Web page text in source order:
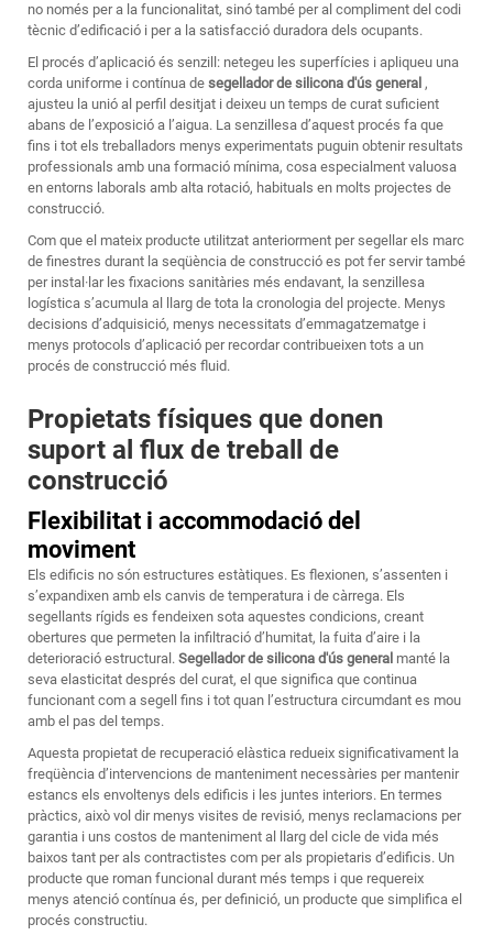
no només per a la funcionalitat, sinó també per al compliment del codi
tècnic d’edificació i per a la satisfacció duradora dels ocupants.
El procés d’aplicació és senzill: netegeu les superfícies i apliqueu una
corda uniforme i contínua de segellador de silicona d'ús general ,
ajusteu la unió al perfil desitjat i deixeu un temps de curat suficient
abans de l’exposició a l’aigua. La senzillesa d’aquest procés fa que
fins i tot els treballadors menys experimentats puguin obtenir resultats
professionals amb una formació mínima, cosa especialment valuosa
en entorns laborals amb alta rotació, habituals en molts projectes de
construcció.
Com que el mateix producte utilitzat anteriorment per segellar els marc
de finestres durant la seqüència de construcció es pot fer servir també
per instal·lar les fixacions sanitàries més endavant, la senzillesa
logística s’acumula al llarg de tota la cronologia del projecte. Menys
decisions d’adquisició, menys necessitats d’emmagatzematge i
menys protocols d’aplicació per recordar contribueixen tots a un
procés de construcció més fluid.
Propietats físiques que donen
suport al flux de treball de
construcció
Flexibilitat i accommodació del
moviment
Els edificis no són estructures estàtiques. Es flexionen, s’assenten i
s’expandixen amb els canvis de temperatura i de càrrega. Els
segellants rígids es fendeixen sota aquestes condicions, creant
obertures que permeten la infiltració d’humitat, la fuita d’aire i la
deterioració estructural. Segellador de silicona d'ús general manté la
seva elasticitat després del curat, el que significa que continua
funcionant com a segell fins i tot quan l’estructura circumdant es mou
amb el pas del temps.
Aquesta propietat de recuperació elàstica redueix significativament la
freqüència d’intervencions de manteniment necessàries per mantenir
estancs els envoltenys dels edificis i les juntes interiors. En termes
pràctics, això vol dir menys visites de revisió, menys reclamacions per
garantia i uns costos de manteniment al llarg del cicle de vida més
baixos tant per als contractistes com per als propietaris d’edificis. Un
producte que roman funcional durant més temps i que requereix
menys atenció contínua és, per definició, un producte que simplifica el
procés constructiu.